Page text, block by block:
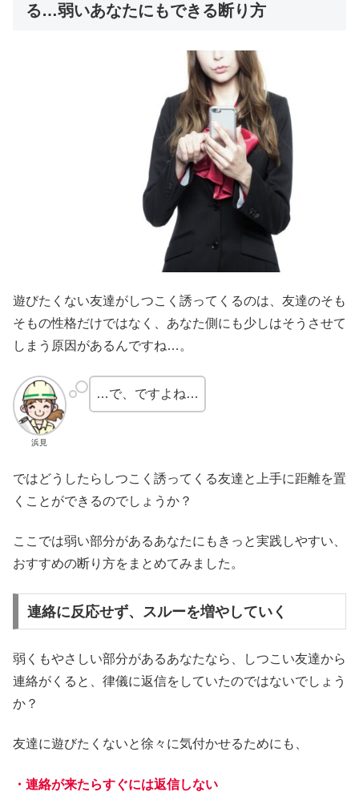
る…弱いあなたにもできる断り方
遊びたくない友達がしつこく誘ってくるのは、友達のそも
そもの性格だけではなく、あなた側にも少しはそうさせて
しまう原因があるんですね…。
浜見
…で、ですよね…
ではどうしたらしつこく誘ってくる友達と上手に距離を置
くことができるのでしょうか？
ここでは弱い部分があるあなたにもきっと実践しやすい、
おすすめの断り方をまとめてみました。
連絡に反応せず、スルーを増やしていく
弱くもやさしい部分があるあなたなら、しつこい友達から
連絡がくると、律儀に返信をしていたのではないでしょう
か？
友達に遊びたくないと徐々に気付かせるためにも、
・連絡が来たらすぐには返信しない